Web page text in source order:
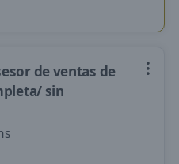
de ventas de
sin